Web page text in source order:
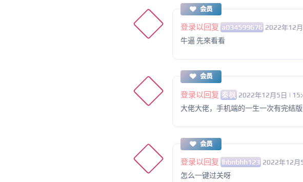
会员
登录以回复 a034599676 2022年12
牛逼 先來看看
会员
登录以回复 秦枫 2022年12月5日 |
大佬大佬，手机端的一生一次有完结
会员
登录以回复 lhbnbhh123 2022年12月
怎么一键过关呀